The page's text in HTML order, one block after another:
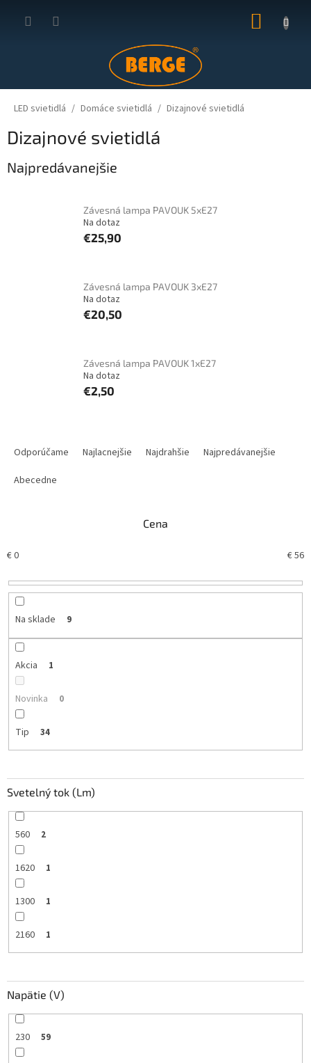
KOŠÍK
LED svietidlá Domáce svietidlá Dizajnové svietidlá
Dizajnové svietidlá
Najpredávanejšie
Závesná lampa PAVOUK 5xE27
Na dotaz
€25,90
Závesná lampa PAVOUK 3xE27
Na dotaz
€20,50
Závesná lampa PAVOUK 1xE27
Na dotaz
€2,50
r
d
t
Odporúčame Najlacnejšie Najdrahšie
Najpredávanejšie
Abecedne
Cena
€0 €56
Na sklade 9
Akcia 1
Novinka 0
Tip 34
Svetelný tok (Lm)
560 2
1620 1
1300 1
2160 1
Napätie (V)
230 59